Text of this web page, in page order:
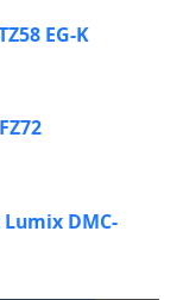
EG-K
DMC-